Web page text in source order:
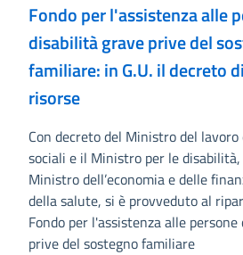
Fondo per l'assistenza alle
disabilità grave prive del
familiare: in G.U. il decreto
risorse
Con decreto del Ministro del
sociali e il Ministro per le
Ministro dell’economia e delle
della salute, si è provveduto al
Fondo per l'assistenza alle
prive del sostegno familiare